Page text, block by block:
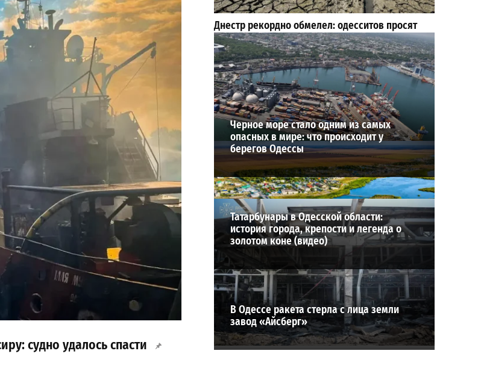
судно удалось спасти
Днестр рекордно обмелел: одесситов просят
срочно экономить воду
2
29-07-2026 в 19:28
ВИБОР РЕДАКЦИИ
Черное море стало одним из самых
опасных в мире: что происходит у
берегов Одессы
Татарбунары в Одесской области:
история города, крепости и легенда о
золотом коне (видео)
В Одессе ракета стерла с лица земли
завод «Айсберг»